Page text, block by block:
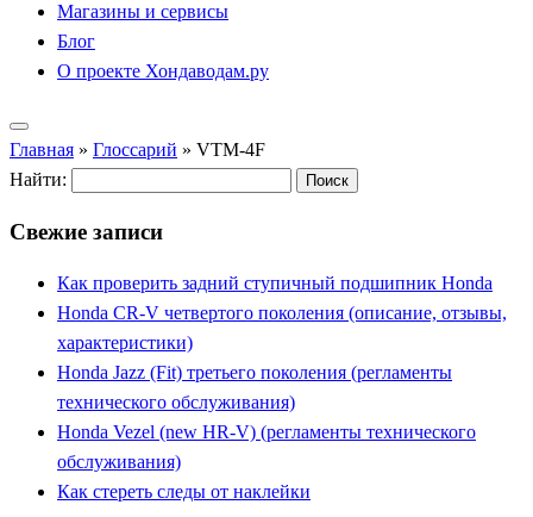
Магазины и сервисы
Блог
О проекте Хондаводам.ру
Главная » Глоссарий » VTM-4F
Найти:
Свежие записи
Как проверить задний ступичный подшипник Honda
Honda CR-V четвертого поколения (описание, отзывы,
характеристики)
Honda Jazz (Fit) третьего поколения (регламенты
технического обслуживания)
Honda Vezel (new HR-V) (регламенты технического
обслуживания)
Как стереть следы от наклейки